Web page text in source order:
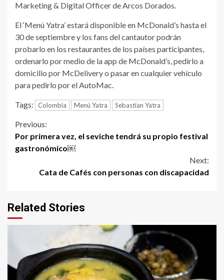
Marketing & Digital Officer de Arcos Dorados.
El ‘Menú Yatra’ estará disponible en McDonald’s hasta el
30 de septiembre y los fans del cantautor podrán
probarlo en los restaurantes de los países participantes,
ordenarlo por medio de la app de McDonald’s, pedirlo a
domicilio por McDelivery o pasar en cualquier vehículo
para pedirlo por el AutoMac.
Tags: Colombia Menú Yatra Sebastian Yatra
Continue
Reading
Previous:
Por primera vez, el seviche tendrá su propio festival
gastronómico￼
Next:
Cata de Cafés con personas con discapacidad
Related Stories